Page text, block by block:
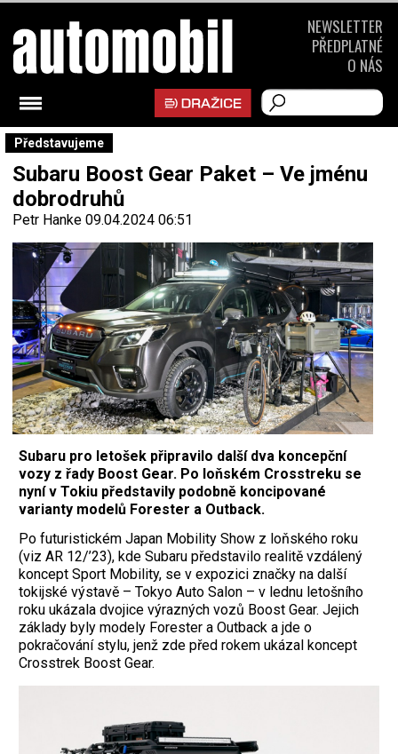
Představujeme
Subaru Boost Gear Paket – Ve jménu
dobrodruhů
Petr Hanke 09.04.2024 06:51
Subaru pro letošek připravilo další dva koncepční
vozy z řady Boost Gear. Po loňském Crosstreku se
nyní v Tokiu představily podobně koncipované
varianty modelů Forester a Outback.
Po futuristickém Japan Mobility Show z loňského roku
(viz AR 12/’23), kde Subaru představilo realitě vzdálený
koncept Sport Mobility, se v expozici značky na další
tokijské výstavě – Tokyo Auto Salon – v lednu letošního
roku ukázala dvojice výrazných vozů Boost Gear. ­Jejich
základy byly modely Forester a Outback a jde o
pokračování stylu, jenž zde před rokem ukázal koncept
Crosstrek Boost Gear.
NEWSLETTER
PŘEDPLATNÉ
O NÁS